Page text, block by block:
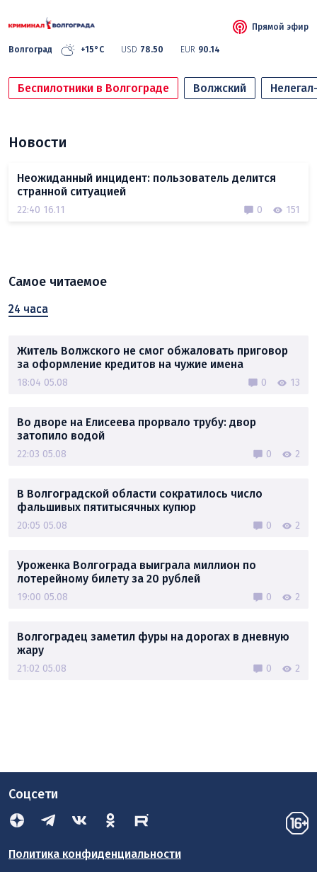
Волгоград +15°C USD 78.50 EUR 90.14
Прямой эфир
Беспилотники в Волгограде Волжский
Новости
Неожиданный инцидент: пользователь делится
странной ситуацией
22:40 16.11 0 151
Самое читаемое
24 часа
Житель Волжского не смог обжаловать приговор
за оформление кредитов на чужие имена
18:04 05.08 0 13
Во дворе на Елисеева прорвало трубу: двор
затопило водой
22:03 05.08 0 2
В Волгоградской области сократилось число
фальшивых пятитысячных купюр
20:05 05.08 0 2
Уроженка Волгограда выиграла миллион по
лотерейному билету за 20 рублей
19:00 05.08 0 2
Волгоградец заметил фуры на дорогах в дневную
жару
21:02 05.08 0 2
Соцсети
Политика конфиденциальности